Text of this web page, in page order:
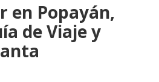
en Popayán,
de Viaje y